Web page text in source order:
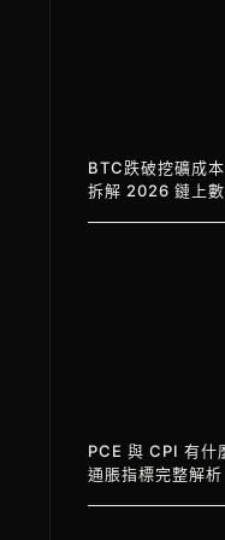
BTC跌破挖礦成
拆解 2026 鏈上數
PCE 與 CPI 有什
通脹指標完整解析